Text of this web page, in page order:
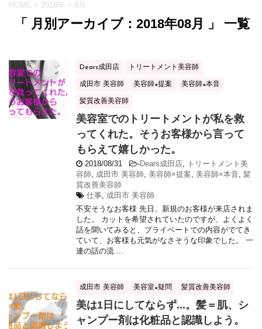
HOME > 2018年 > 8月
「 月別アーカイブ：2018年08月 」 一覧
Dears成田店 トリートメント美容師
成田市 美容師 美容師×提案 美容師×本音
髪質改善美容師
美容室でのトリートメントが私を救
ってくれた。そうお客様から言って
もらえて嬉しかった。
2018/08/31 -Dears成田店,
トリートメント美
容師, 成田市 美容師, 美容師×提案, 美容師×本音, 髪
質改善美容師
仕事, 成田市 美容師
不安そうなお客様 先日、新規のお客様が来店されま
した。 カットを希望されていたのですが、よくよく
話を聞いてみると、プライベートでの内容がでてき
ていて、お客様も元気がなさそうな印象でした。 一
連の話の流 ...
成田市 美容師 美容室×疑問 髪質改善美容師
美は1日にしてならず...。髪＝肌、シ
ャンプー剤は化粧品と認識しよう。